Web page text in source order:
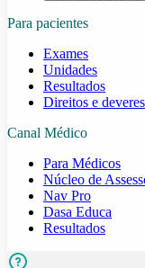
Para pacientes
Exames
Unidades
Resultados
Direitos e deveres
Canal Médico
Para Médicos
Núcleo de
Nav Pro
Dasa Educa
Resultados